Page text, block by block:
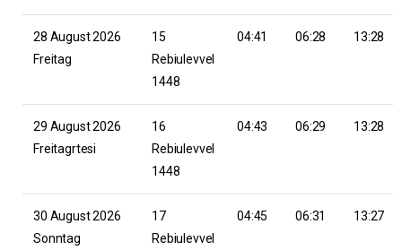
28 August 2026
Freitag
15
Rebiulevvel
1448
04:41 06:28 13:28
29 August 2026
Freitagrtesi
16
Rebiulevvel
1448
04:43 06:29 13:28
30 August 2026
Sonntag
17
Rebiulevvel
04:45 06:31 13:27